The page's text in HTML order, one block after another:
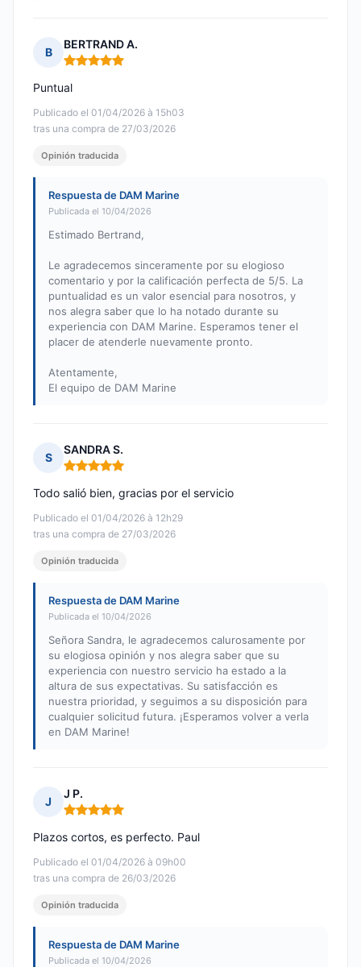
B
BERTRAND A.
Nota: 5 de 5
Publicado el 01/04/2026 à 15h03
tras una compra de 27/03/2026
Puntual
Opinión traducida
Respuesta de DAM Marine
Publicada el 10/04/2026
Estimado Bertrand,
Le agradecemos sinceramente por su elogioso
comentario y por la calificación perfecta de 5/5. La
puntualidad es un valor esencial para nosotros, y
nos alegra saber que lo ha notado durante su
experiencia con DAM Marine. Esperamos tener el
placer de atenderle nuevamente pronto.
Atentamente,
El equipo de DAM Marine
S
SANDRA S.
Nota: 5 de 5
Publicado el 01/04/2026 à 12h29
tras una compra de 27/03/2026
Todo salió bien, gracias por el servicio
Opinión traducida
Respuesta de DAM Marine
Publicada el 10/04/2026
Señora Sandra, le agradecemos calurosamente por
su elogiosa opinión y nos alegra saber que su
experiencia con nuestro servicio ha estado a la
altura de sus expectativas. Su satisfacción es
nuestra prioridad, y seguimos a su disposición para
cualquier solicitud futura. ¡Esperamos volver a verla
en DAM Marine!
J
J P.
Nota: 5 de 5
Publicado el 01/04/2026 à 09h00
tras una compra de 26/03/2026
Plazos cortos, es perfecto. Paul
Opinión traducida
Respuesta de DAM Marine
Publicada el 10/04/2026